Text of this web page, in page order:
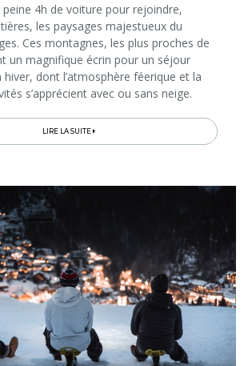
4h de voiture pour rejoindre,
les paysages majestueux du
Ces montagnes, les plus proches de
un magnifique écrin pour un séjour
dont l’atmosphère féerique et la
s’apprécient avec ou sans neige.
LIRE LA SUITE